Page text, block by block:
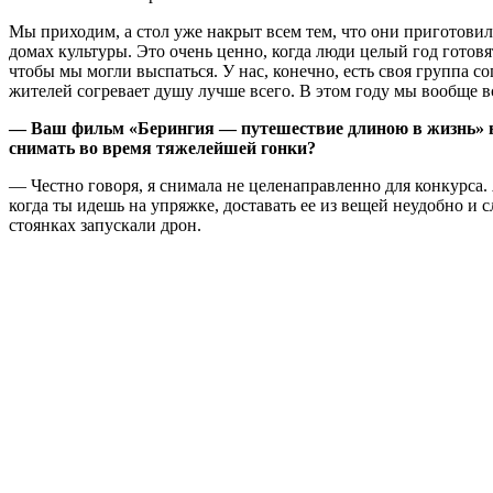
Мы приходим, а стол уже накрыт всем тем, что они
домах культуры. Это очень ценно, когда люди целый год
чтобы мы могли выспаться. У нас, конечно, есть своя группа
жителей согревает душу лучше всего. В этом году мы вообще
— Ваш фильм «Берингия — путешествие длиною в жизнь»
снимать во время тяжелейшей гонки?
— Честно говоря, я снимала не целенаправленно для
когда ты идешь на упряжке, доставать ее из вещей неудобно
стоянках запускали дрон.